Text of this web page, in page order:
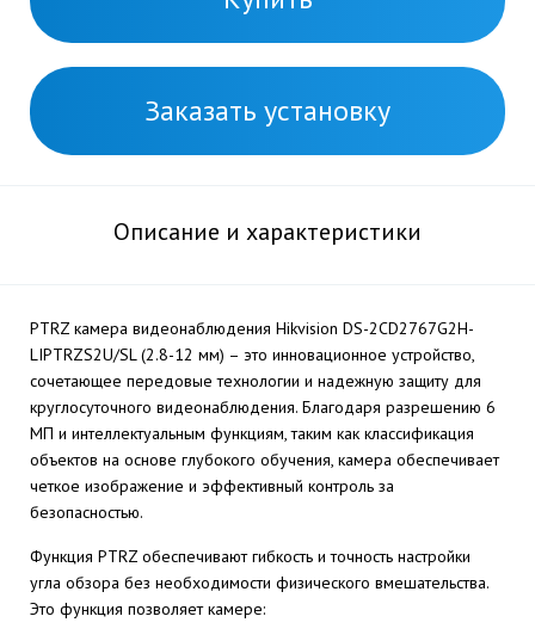
Заказать установку
Описание и характеристики
PTRZ камера видеонаблюдения Hikvision DS-2CD2767G2H-
LIPTRZS2U/SL (2.8-12 мм) – это инновационное устройство,
сочетающее передовые технологии и надежную защиту для
круглосуточного видеонаблюдения. Благодаря разрешению 6
МП и интеллектуальным функциям, таким как классификация
объектов на основе глубокого обучения, камера обеспечивает
четкое изображение и эффективный контроль за
безопасностью.
Функция PTRZ обеспечивают гибкость и точность настройки
угла обзора без необходимости физического вмешательства.
Это функция позволяет камере: